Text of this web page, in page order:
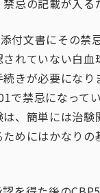
忌の記載が入る
付文書にその禁
されていない白
きが必要になり
で禁忌になって
、簡単には治験
ためにはかなり